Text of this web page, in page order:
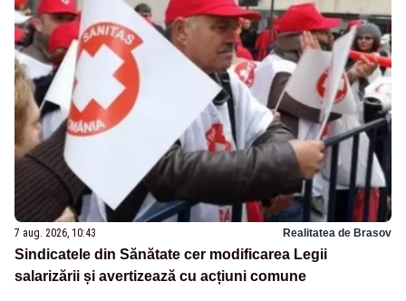
7 aug. 2026, 10:43 Realitatea de Brasov
Sindicatele din Sănătate cer modificarea Legii
salarizării și avertizează cu acțiuni comune